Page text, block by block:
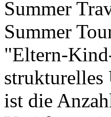
Summer
Summer
"Eltern-
strukturelles
ist die